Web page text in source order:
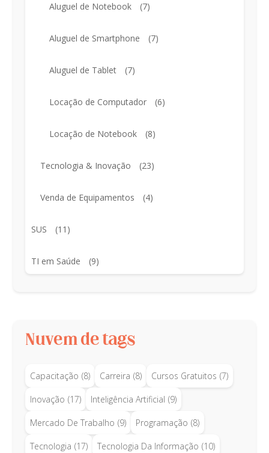
Aluguel de Notebook (7)
Aluguel de Smartphone (7)
Aluguel de Tablet (7)
Locação de Computador (6)
Locação de Notebook (8)
Tecnologia & Inovação (23)
Venda de Equipamentos (4)
SUS (11)
TI em Saúde (9)
Nuvem de tags
Capacitação (8) Carreira (8) Cursos Gratuitos (7)
Inovação (17) Inteligência Artificial (9)
Mercado De Trabalho (9) Programação (8)
Tecnologia (17) Tecnologia Da Informação (10)